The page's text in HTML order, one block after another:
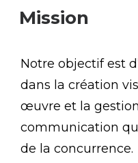
Mission
Notre objectif est
dans la création
œuvre et la
communication
de la concurrence.